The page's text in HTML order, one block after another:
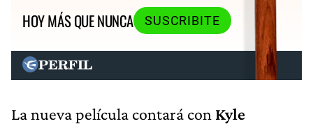
HOY MÁS QUE NUNCA
SUSCRIBITE
La nueva película contará con Kyle